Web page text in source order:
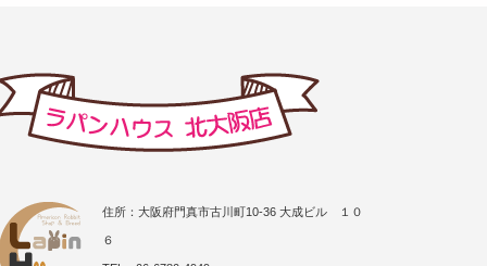
住所：大阪府門真市古川町10-36 大成ビル １０
６